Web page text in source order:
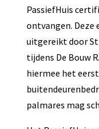
PassiefHuis
ontvangen. Deze
uitgereikt door
tijdens De Bouw
hiermee het
palmares mag